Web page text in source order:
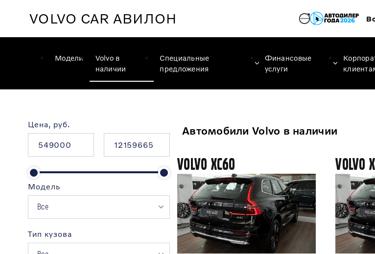
VOLVO CAR АВИЛОН
Модели
Volvo в
наличии
Специальные
предложения
Финансовые
услуги
Цена, руб.
Модель
Все
Тип кузова
Автомобили Volvo в наличии
Volvo XC60 Volvo